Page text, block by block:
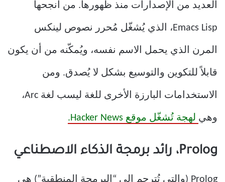
العديد من الإصدارات منذ ظهورها. من أنجحها
Emacs Lisp، الذي يُشغّل مُحرر نصوص لينكس
المرن الذي يحمل الاسم نفسه، ويُمكّنه من أن يكون
قابلاً للتكوين والتوسيع بشكل لا يُصدق. ومن
الاستخدامات البارزة الأخرى للغة ليسب لغة Arc،
وهي لهجة تُشغّل موقع Hacker News.
Prolog، رائد برمجة الذكاء الاصطناعي
Prolog (والتي تُترجم إلى “البرمجة المنطقية”) هي